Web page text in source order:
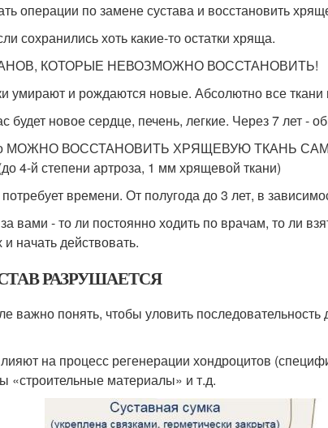
операции по замене сустава и восстановить
сохранились хоть какие-то остатки хряща.
КОТОРЫЕ НЕВОЗМОЖНО ВОССТАНОВИТЬ!
умирают и рождаются новые. Абсолютно все
будет новое сердце, печень, легкие. Через 7 лет
МОЖНО ВОССТАНОВИТЬ ХРЯЩЕВУЮ ТКАНЬ
4-й степени артроза, 1 мм хрящевой ткани)
времени. От полугода до 3 лет, в
вами - то ли постоянно ходить по врачам, то ли
начать действовать.
РАЗРУШАЕТСЯ
важно понять, чтобы уловить
на процесс регенерации хондроцитов
«строительные материалы» и т.д.